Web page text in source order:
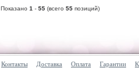
Показано 1 - 55 (всего 55 позиций)
Контакты Доставка Оплата Гарантии